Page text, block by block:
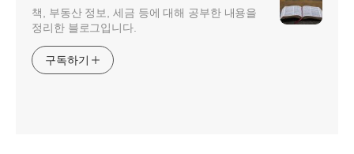
책, 부동산 정보, 세금 등에 대해 공부한 내용을
정리한 블로그입니다.
구독하기